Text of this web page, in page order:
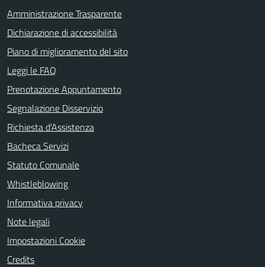
Amministrazione Trasparente
Dichiarazione di accessibilità
Piano di miglioramento del sito
Leggi le FAQ
Prenotazione Appuntamento
Segnalazione Disservizio
Richiesta d'Assistenza
Bacheca Servizi
Statuto Comunale
Whistleblowing
Informativa privacy
Note legali
Impostazioni Cookie
Credits